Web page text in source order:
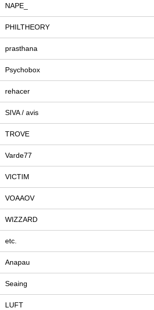
NAPE_
PHILTHEORY
prasthana
Psychobox
rehacer
SIVA / avis
TROVE
Varde77
VICTIM
VOAAOV
WIZZARD
etc.
Anapau
Seaing
LUFT